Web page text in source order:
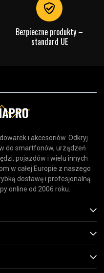
parametry
Bezpieczne produkty –
standard UE
i akcesoriów. Odkryj
do smartfonów, urządzeń
pojazdów i wielu innych
w całej Europie z naszego
dostawę i profesjonalną
online od 2006 roku.